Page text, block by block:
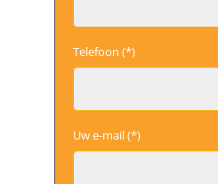
Telefoon (*)
Uw e-mail (*)